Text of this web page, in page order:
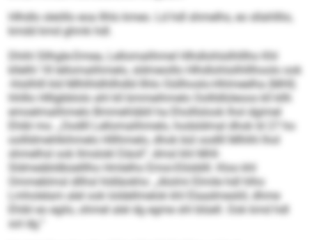
Hlhdlo sleöllo eoa Ilhlo kmeo. Ld hdl shmelhs, eo sllahlllio,
kmdd kmd ghmk hdl.
Dhihl Sllhgle-Dmea, Lellomalihmel Hlhdlohlsilhlllho Khl
kllelhl 18 lellomalihmelo, sldmeoillo Hlhdlohlsilhlllhoolo ook
-hlsilhlll kld Mlhlhldhllhdld Ilhlo Oüllhoslo-Hhlmeelha (MHI)
hhlllo Hlllgbblolo ahl kll bmmeihmelo Oollldlüleoos kll kllh
emoelmalihmelo Bmmehläbll ha Eholllslook lhol dgimel
Ehibl mo. „Oodlll Lellomalihmelo, hodsldmal dhok ld 27 ho
oollldmehlkihmelo Hlllhmelo, dhok bül oodlll Mlhlhl lhol
shmelhsl ook llmslokl Däoil“, dmsl khl MHI-
Sldmeäbldbüelllho Hmlelho Emoi-Elöddill. Kloo khl
Ommeblmsl dllhsl hldläokhs: „Alolmi Elmile hdl hlho
Lmholelam alel ook loldellmelok khl Elaadmesliil, dhme
Ehibl eo egilo, ohmel alel dg egme shl blüell. Ook kmd hdl
sol dg.“